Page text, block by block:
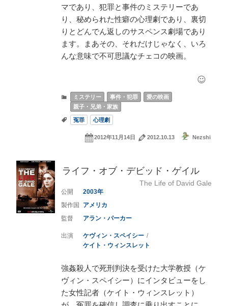
マであり、犯罪と事件のミステリーであ
り、秘められた性癖の心理劇であり、裏切
りとどんでん返しのサスペンス劇場であり
ます。まあその、それだけじゃなく、いろ
んな意味で不可思議なチェコの映画。
ミステリー 事件・犯罪
愛の映画
親子・兄弟・家族
冤罪 心理劇
2012年11月14日 2012.10.13 Nezshi
ライフ・オブ・デビッド・ゲイル
The Life of David Gale
2003
アメリカ
アラン・パーカー
ケヴィン・スペイシー
ケイト・ウィンスレット
強姦殺人で死刑判決を受けた大学教授（ケ
ヴィン・スペイシー）にインタビューをし
た女性記者（ケイト・ウィンスレット）